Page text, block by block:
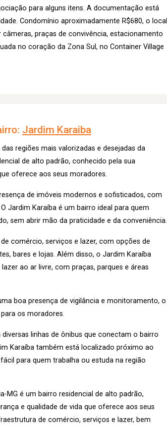
para alguns itens. A documentação está
Condomínio aproximadamente R$680, o local
praças de convivência, estacionamento
no coração da Zona Sul, no Container Village
Jardim Karaiba
regiões mais valorizadas e desejadas da
de alto padrão, conhecido pela sua
oferece aos seus moradores.
de imóveis modernos e sofisticados, com
Jardim Karaíba é um bairro ideal para quem
sem abrir mão da praticidade e da conveniência.
comércio, serviços e lazer, com opções de
bares e lojas. Além disso, o Jardim Karaíba
ao ar livre, com praças, parques e áreas
boa presença de vigilância e monitoramento, o
os moradores.
linhas de ônibus que conectam o bairro
Karaíba também está localizado próximo ao
para quem trabalha ou estuda na região
MG é um bairro residencial de alto padrão,
e qualidade de vida que oferece aos seus
de comércio, serviços e lazer, bem